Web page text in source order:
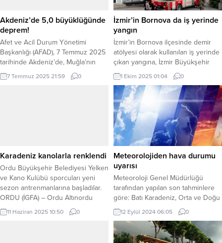
Akdeniz’de 5,0 büyüklüğünde
deprem!
Afet ve Acil Durum Yönetimi
Başkanlığı (AFAD), 7 Temmuz 2025
tarihinde Akdeniz’de, Muğla’nın
Datça ilçesi açıklarında 5.0
büyüklüğünde bir deprem
kilometre mesafede 5.0
büyüklüğünde bir...
7 Temmuz 2025 21:59 0
İzmir’in Bornova da iş yerinde
yangın
İzmir’in Bornova ilçesinde demir
atölyesi olarak kullanılan iş yerinde
çıkan yangına, İzmir Büyükşehir
Belediyesi İtfaiyesi çok sayıda araç
ve personelle müdahale etti.
Yangını kontrol altına alan ekipler
soğutma çalışmalarını sürdürüyor.
İzmir’in Bornova ilçesine bağlı
Gürpınar Mahallesi’nde saat 18.30
sıralarında, demir atölyesi olarak
kullanılan iş yerinde yangın çıktı.
İhbar üzerine 8...
1 Ekim 2025 01:04 0
Karadeniz kanolarla renklendi
Ordu Büyükşehir Belediyesi Yelken
ve Kano Kulübü sporcuları yeni
sezon antrenmanlarına başladılar.
ORDU (İGFA) – Ordu Altınordu
İlçesi’nde gerçekleştirilen
antrenmanlara vatandaşların ilgisi
11 Haziran 2025 10:50 0
Meteorolojiden hava durumu
uyarısı
Meteoroloji Genel Müdürlüğü
tarafından yapılan son tahminlere
göre: Batı Karadeniz, Orta ve Doğu
Karadeniz kıyıları, Kıyı Ege ile
Tekirdağ, Çanakkale, Sakarya,
Manisa, Balıkesir’in kuzeyi,
Bursa’nın güneyi ve Antalya’nın iç
12 Eylül 2024 06:05 0